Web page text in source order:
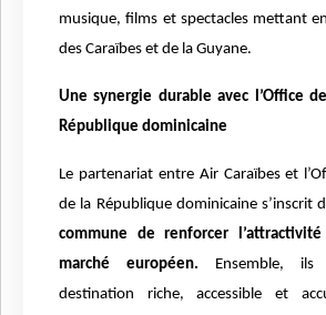
musique, films et spectacles mettant
des Caraïbes et de la Guyane.
Une synergie durable avec l’Office
République dominicaine
Le partenariat entre Air Caraïbes et
de la République dominicaine s’inscrit
commune de renforcer
marché européen. Ensemble, ils
destination riche, accessible et